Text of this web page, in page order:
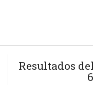
Resultados